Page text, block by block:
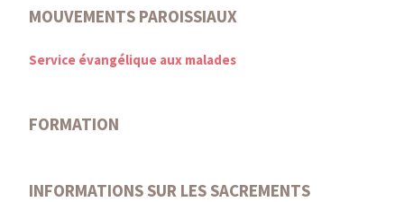
MOUVEMENTS PAROISSIAUX
Service évangélique aux malades
FORMATION
INFORMATIONS SUR LES SACREMENTS